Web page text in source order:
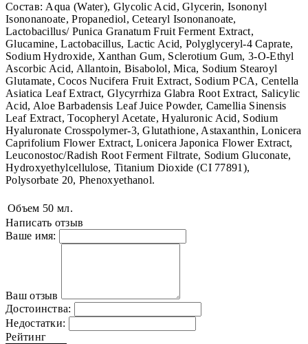
Состав: Aqua (Water), Glycolic Acid, Glycerin, Isononyl
Isononanoate, Propanediol, Cetearyl Isononanoate,
Lactobacillus/ Punica Granatum Fruit Ferment Extract,
Glucamine, Lactobacillus, Lactic Acid, Polyglyceryl-4 Caprate,
Sodium Hydroxide, Xanthan Gum, Sclerotium Gum, 3-O-Ethyl
Ascorbic Acid, Allantoin, Bisabolol, Mica, Sodium Stearoyl
Glutamate, Cocos Nucifera Fruit Extract, Sodium PCA, Centella
Asiatica Leaf Extract, Glycyrrhiza Glabra Root Extract, Salicylic
Acid, Aloe Barbadensis Leaf Juice Powder, Camellia Sinensis
Leaf Extract, Tocopheryl Acetate, Hyaluronic Acid, Sodium
Hyaluronate Crosspolymer-3, Glutathione, Astaxanthin, Lonicera
Caprifolium Flower Extract, Lonicera Japonica Flower Extract,
Leuconostoc/Radish Root Ferment Filtrate, Sodium Gluconate,
Hydroxyethylcellulose, Titanium Dioxide (CI 77891),
Polysorbate 20, Phenoxyethanol.
Объем 50 мл.
Написать отзыв
Ваше имя:
Ваш отзыв
Достоинства:
Недостатки:
Рейтинг